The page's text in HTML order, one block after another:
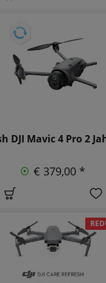
DJI Mavic 4 Pro 2
€ 379,00 *